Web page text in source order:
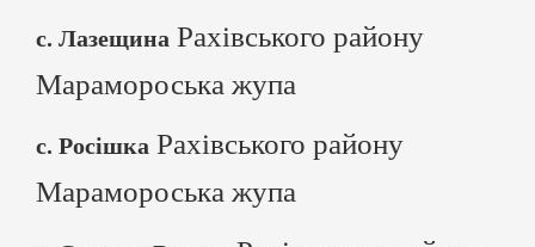
с. Лазещина Рахівського району
Марамороська жупа
с. Росішка Рахівського району
Марамороська жупа